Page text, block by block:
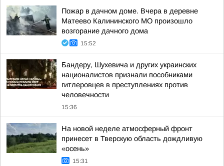
Пожар в дачном доме. Вчера в деревне
Матеево Калининского МО произошло
возгорание дачного дома
15:52
Бандеру, Шухевича и других украинских
националистов признали пособниками
гитлеровцев в преступлениях против
человечности
15:36
На новой неделе атмосферный фронт
принесет в Тверскую область дождливую
«осень»
15:31